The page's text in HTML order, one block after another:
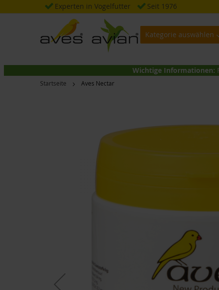
Zum
Inhalt
springen
Experten in Vogelfutter Seit 1976
Kategorie auswählen
Wichtige Informationen:
Startseite Aves Nectar